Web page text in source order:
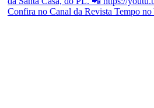
Confira no Canal da Revista Tempo no